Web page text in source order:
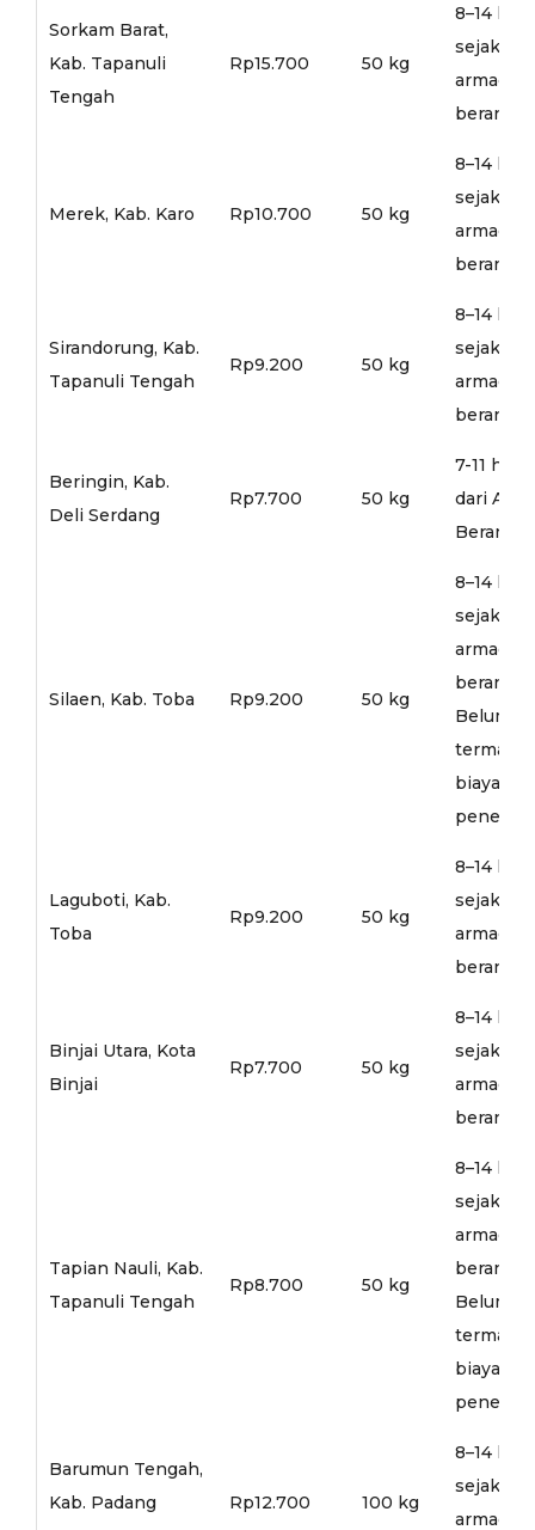
Sorkam Barat,
Kab. Tapanuli
Tengah
Rp15.700 50 kg
8–14 hari
sejak
armada
Merek, Kab. Karo Rp10.700 50 kg
8–14 hari
sejak
armada
Sirandorung, Kab.
Tapanuli Tengah
Rp9.200 50 kg
8–14 hari
sejak
armada
Beringin, Kab.
Deli Serdang
Rp7.700 50 kg
7-11 hari
dari
Silaen, Kab. Toba Rp9.200 50 kg
8–14 hari
sejak
armada
Belum
biaya
Laguboti, Kab.
Toba
Rp9.200 50 kg
8–14 hari
sejak
armada
Binjai Utara, Kota
Binjai
Rp7.700 50 kg
8–14 hari
sejak
armada
Tapian Nauli, Kab.
Tapanuli Tengah
Rp8.700 50 kg
8–14 hari
sejak
armada
Belum
biaya
Barumun Tengah,
Kab. Padang
Rp12.700 100 kg
8–14 hari
sejak
armada